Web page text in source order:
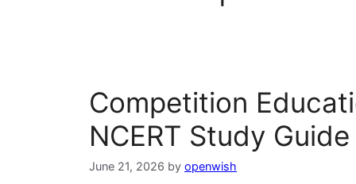
Competition
NCERT Study Guide
June 21, 2026 by openwish